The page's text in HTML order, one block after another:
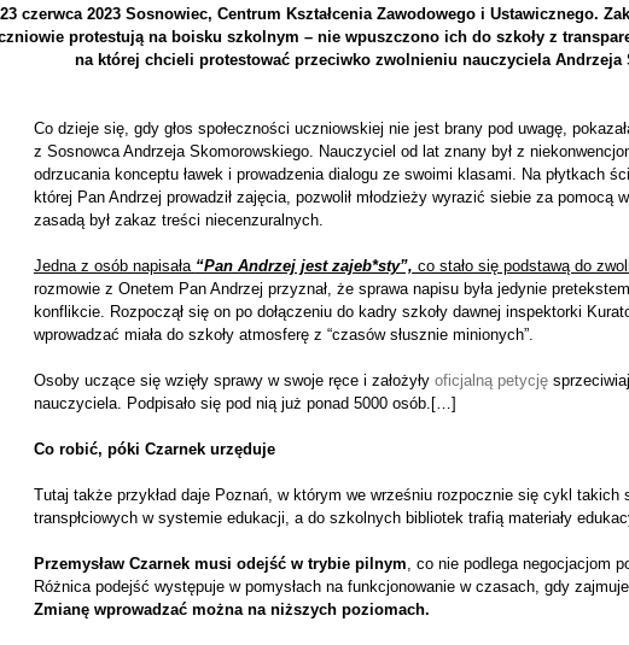
23 czerwca 2023 Sosnowiec, Centrum Kształcenia Zawodowego i Ustawicznego.
protestują na boisku szkolnym – nie wpuszczono ich do szkoły z
na której chcieli protestować przeciwko zwolnieniu nauczyciela Andrzeja
Co dzieje się, gdy głos społeczności uczniowskiej nie jest brany pod uwagę,
z Sosnowca Andrzeja Skomorowskiego. Nauczyciel od lat znany był z
odrzucania konceptu ławek i prowadzenia dialogu ze swoimi klasami. Na płytkach
której Pan Andrzej prowadził zajęcia, pozwolił młodzieży wyrazić siebie za pomocą
zasadą był zakaz treści niecenzuralnych.
Jedna z osób napisała “Pan Andrzej jest zajeb*sty”, co stało się podstawą do
rozmowie z Onetem Pan Andrzej przyznał, że sprawa napisu była jedynie
konflikcie. Rozpoczął się on po dołączeniu do kadry szkoły dawnej inspektorki
wprowadzać miała do szkoły atmosferę z “czasów słusznie minionych”.
Osoby uczące się wzięły sprawy w swoje ręce i założyły oficjalną petycję
nauczyciela. Podpisało się pod nią już ponad 5000 osób.[…]
Co robić, póki Czarnek urzęduje
Tutaj także przykład daje Poznań, w którym we wrześniu rozpocznie się cykl takich
transpłciowych w systemie edukacji, a do szkolnych bibliotek trafią materiały
Przemysław Czarnek musi odejść w trybie pilnym, co nie podlega negocjacjom
Różnica podejść występuje w pomysłach na funkcjonowanie w czasach, gdy
Zmianę wprowadzać można na niższych poziomach.